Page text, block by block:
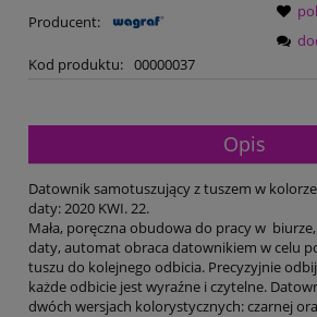
Producent:
Kod produktu: 00000037
Opis
Datownik samotuszujący z tuszem w
daty: 2020 KWI. 22.
Mała, poręczna obudowa do pracy w
daty, automat obraca datownikiem w celu
tuszu do kolejnego odbicia. Precyzyjnie
każde odbicie jest wyraźne i czytelne.
dwóch wersjach kolorystycznych: czarnej